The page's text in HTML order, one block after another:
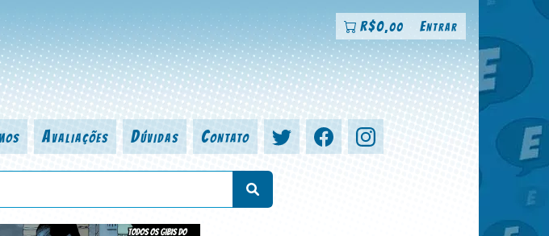
R$0,00 Entrar
Avaliações Dúvidas Contato
escritor, desenhista, arte-finalista, colorista